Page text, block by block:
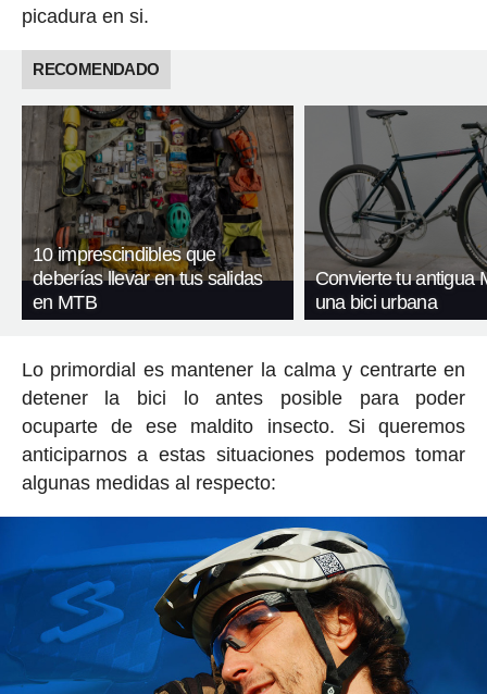
picadura en si.
RECOMENDADO
10 imprescindibles que
deberías llevar en tus salidas
en MTB
Convierte tu antigua
una bici urbana
Lo primordial es mantener la calma y centrarte en
detener la bici lo antes posible para poder
ocuparte de ese maldito insecto. Si queremos
anticiparnos a estas situaciones podemos tomar
algunas medidas al respecto: